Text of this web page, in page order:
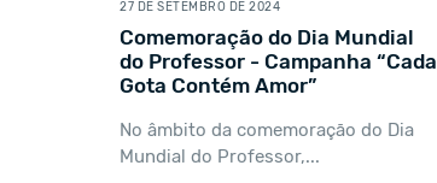
27 DE SETEMBRO DE 2024
Comemoração do Dia Mundial
do Professor - Campanha “Cada
Gota Contém Amor”
No âmbito da comemoração do Dia
Mundial do Professor,...